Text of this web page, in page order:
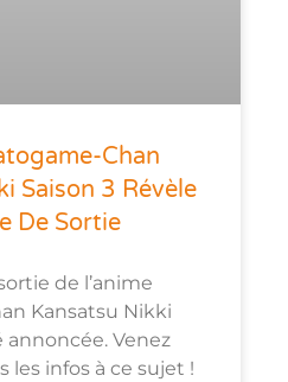
Chan
Saison 3 Révèle
De Sortie
de l’anime
Kansatsu Nikki
annoncée. Venez
les infos à ce sujet !